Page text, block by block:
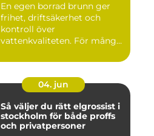
En egen borrad brunn ger
frihet, driftsäkerhet och
kontroll över
vattenkvaliteten. För många
04. jun
Så väljer du rätt elgrossist i
stockholm för både proffs
och privatpersoner